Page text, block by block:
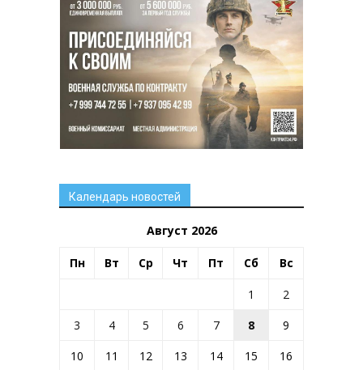
Календарь новостей
Август 2026
Пн Вт Ср Чт Пт Сб Вс
1
2
3
4 5 6 7 8
9
10
11 12 13 14 15
16